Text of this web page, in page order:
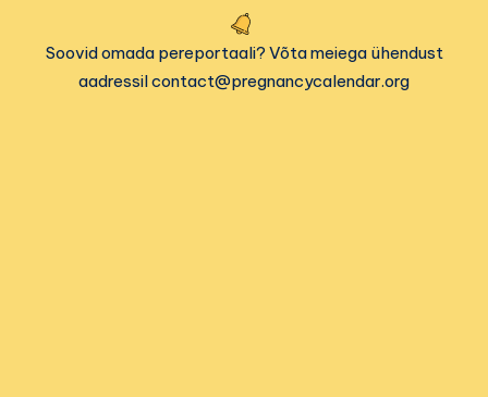
Soovid omada pereportaali? Võta meiega ühendust
aadressil contact@pregnancycalendar.org